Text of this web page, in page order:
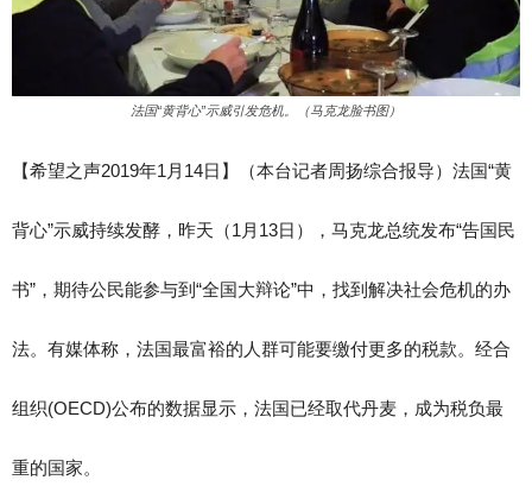
法国“黄背心”示威引发危机。（马克龙脸书图）
【希望之声2019年1月14日】（本台记者周扬综合报导）法国“黄
背心”示威持续发酵，昨天（1月13日），马克龙总统发布“告国民
书”，期待公民能参与到“全国大辩论”中，找到解决社会危机的办
法。有媒体称，法国最富裕的人群可能要缴付更多的税款。经合
组织(OECD)公布的数据显示，法国已经取代丹麦，成为税负最
重的国家。